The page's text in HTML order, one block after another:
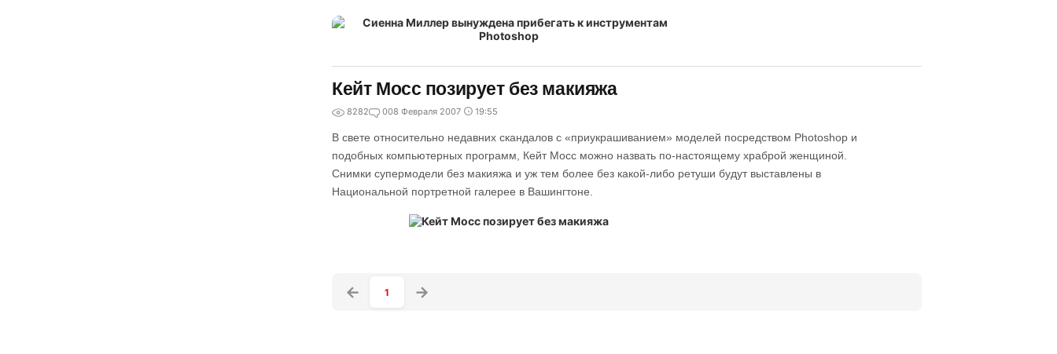
Кейт Мосс позирует без макияжа
8282 008 Февраля 2007 19:55
В свете относительно недавних скандалов с «приукрашиванием» моделей посредством Photoshop и
подобных компьютерных программ, Кейт Мосс можно назвать по-настоящему храброй женщиной.
Снимки супермодели без макияжа и уж тем более без какой-либо ретуши будут выставлены в
Национальной портретной галерее в Вашингтоне.
1